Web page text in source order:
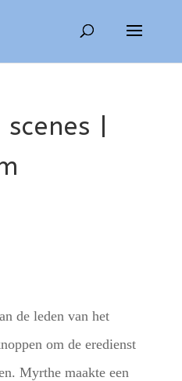
|
de leden van het
om de eredienst
Myrthe maakte een